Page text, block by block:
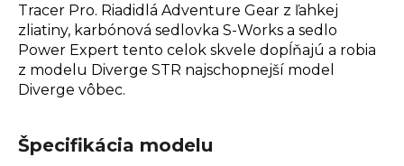
Tracer Pro. Riadidlá Adventure Gear z ľahkej
zliatiny, karbónová sedlovka S-Works a sedlo
Power Expert tento celok skvele dopĺňajú a robia
z modelu Diverge STR najschopnejší model
Diverge vôbec.
Špecifikácia modelu